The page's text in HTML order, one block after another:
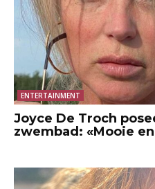
ENTERTAINMENT
Joyce De Troch
zwembad: «Mooie